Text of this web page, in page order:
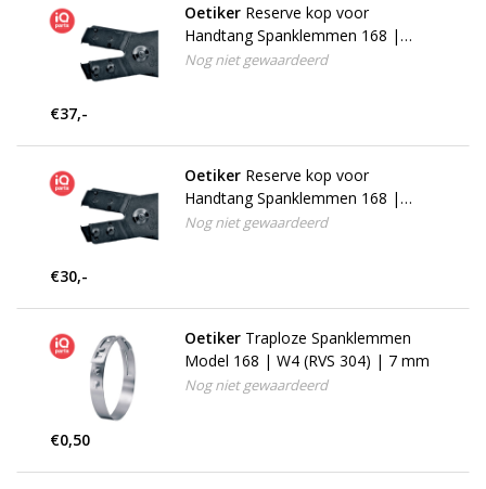
Oetiker Reserve kop voor
Handtang Spanklemmen 168 |
14100030
Nog niet gewaardeerd
€37,-
Oetiker Reserve kop voor
Handtang Spanklemmen 168 |
14100031 | 5 mm
Nog niet gewaardeerd
€30,-
Oetiker Traploze Spanklemmen
Model 168 | W4 (RVS 304) | 7 mm
Nog niet gewaardeerd
€0,50